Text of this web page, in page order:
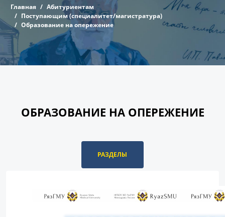
Главная
Абитуриентам
Поступающим (специалитет/магистратура)
Образование на опережение
ОБРАЗОВАНИЕ НА ОПЕРЕЖЕНИЕ
РАЗДЕЛЫ